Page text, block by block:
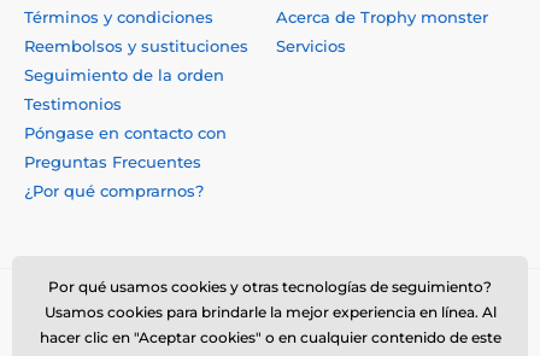
Términos y condiciones
Reembolsos y sustituciones
Seguimiento de la orden
Testimonios
Póngase en contacto con
Preguntas Frecuentes
¿Por qué comprarnos?
Acerca de Trophy monster
Servicios
Por qué usamos cookies y otras tecnologías de seguimiento?
Usamos cookies para brindarle la mejor experiencia en línea. Al
hacer clic en "Aceptar cookies" o en cualquier contenido de este